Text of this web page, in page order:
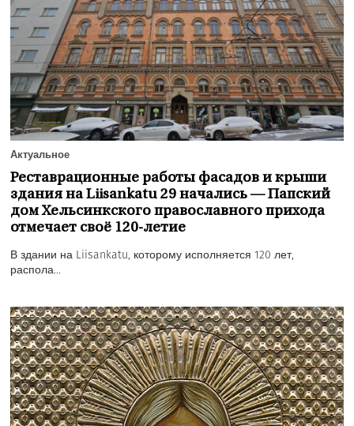
Актуальное
Реставрационные работы фасадов и крыши
здания на Liisankatu 29 начались — Папский
дом Хельсинкского православного прихода
отмечает своё 120-летие
В здании на Liisankatu, которому исполняется 120 лет,
распола...